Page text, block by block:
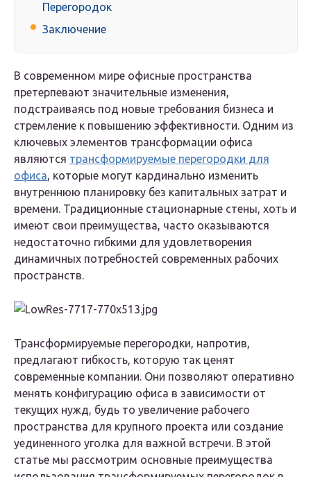
Перегородок
Заключение
В современном мире офисные пространства
претерпевают значительные изменения,
подстраиваясь под новые требования бизнеса и
стремление к повышению эффективности. Одним из
ключевых элементов трансформации офиса
являются трансформируемые перегородки для
офиса, которые могут кардинально изменить
внутреннюю планировку без капитальных затрат и
времени. Традиционные стационарные стены, хоть и
имеют свои преимущества, часто оказываются
недостаточно гибкими для удовлетворения
динамичных потребностей современных рабочих
пространств.
Трансформируемые перегородки, напротив,
предлагают гибкость, которую так ценят
современные компании. Они позволяют оперативно
менять конфигурацию офиса в зависимости от
текущих нужд, будь то увеличение рабочего
пространства для крупного проекта или создание
уединенного уголка для важной встречи. В этой
статье мы рассмотрим основные преимущества